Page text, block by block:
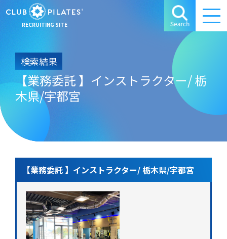
RECRUITING SITE
検索結果
【業務委託 】インストラクター/ 栃
木県/宇都宮
【業務委託 】インストラクター/ 栃木県/宇都宮